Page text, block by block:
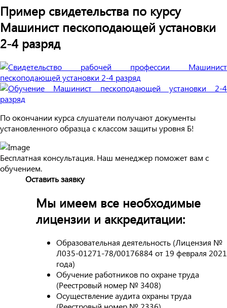
Пример свидетельства по курсу
Машинист пескоподающей установки
2-4 разряд
По окончании курса слушатели получают документы
установленного образца с классом защиты уровня Б!
Бесплатная консультация. Наш менеджер поможет вам с
обучением.
Оставить заявку
Мы имеем все необходимые
лицензии и аккредитации:
Образовательная деятельность (Лицензия №
Л035-01271-78/00176884 от 19 февраля 2021
года)
Обучение работников по охране труда
(Реестровый номер № 3408)
Осуществление аудита охраны труда